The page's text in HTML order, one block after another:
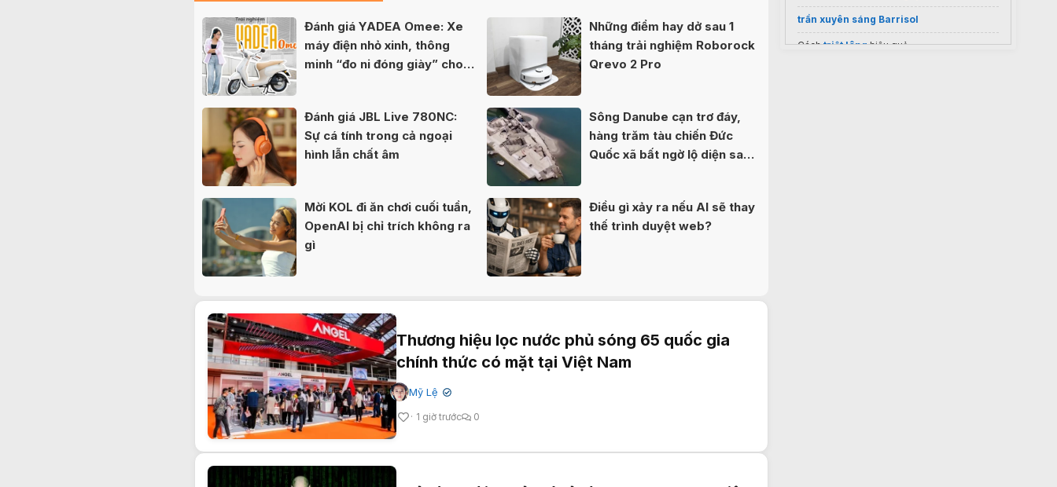
Đánh giá YADEA Omee: Xe
máy điện nhỏ xinh, thông
minh “đo ni đóng giày” cho
Những điểm hay dở sau 1
tháng trải nghiệm Roborock
Qrevo 2 Pro
Đánh giá JBL Live 780NC:
Sự cá tính trong cả ngoại
hình lẫn chất âm
Sông Danube cạn trơ đáy,
hàng trăm tàu chiến Đức
Quốc xã bất ngờ lộ diện sau
Mời KOL đi ăn chơi cuối tuần,
OpenAI bị chỉ trích không ra
gì
Điều gì xảy ra nếu AI sẽ thay
thế trình duyệt web?
Thương hiệu lọc nước phủ sóng 65 quốc gia
chính thức có mặt tại Việt Nam
Mỹ Lệ ✔
1 giờ trước 0
trần xuyên sáng Barrisol
Cáchtriệt lônghiệu quả